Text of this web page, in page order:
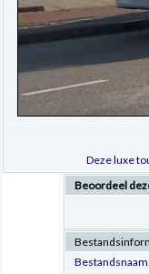
Deze luxe
Beoordeel